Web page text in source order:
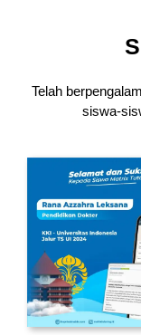
Telah
siswa-